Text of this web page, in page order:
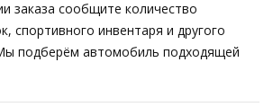
заказа сообщите количество
спортивного инвентаря и другого
подберём автомобиль подходящей